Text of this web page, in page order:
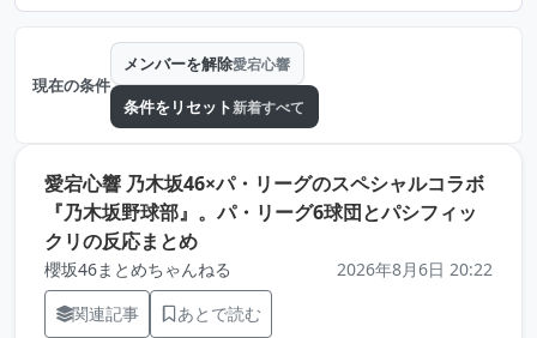
現在の条件
メンバーを解除愛宕心響
条件をリセット新着すべて
愛宕心響 乃木坂46×パ・リーグのスペシャルコラボ
『乃木坂野球部』。パ・リーグ6球団とパシフィッ
クリの反応まとめ（元記事を新しいタブで開きます）
櫻坂46まとめちゃんねる
2026年8月6日 20:22
関連記事
あとで読む